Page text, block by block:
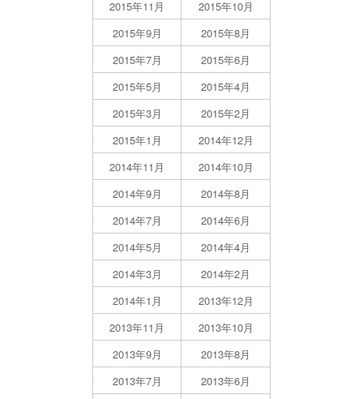
2015年11月
2015年10月
2015年9月
2015年8月
2015年7月
2015年6月
2015年5月
2015年4月
2015年3月
2015年2月
2015年1月
2014年12月
2014年11月
2014年10月
2014年9月
2014年8月
2014年7月
2014年6月
2014年5月
2014年4月
2014年3月
2014年2月
2014年1月
2013年12月
2013年11月
2013年10月
2013年9月
2013年8月
2013年7月
2013年6月